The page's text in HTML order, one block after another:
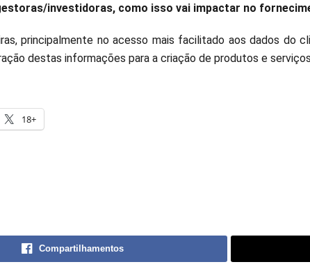
investidoras, como isso vai impactar no
principalmente no acesso mais facilitado aos dados do
destas informações para a criação de produtos e
18+
Compartilhamentos